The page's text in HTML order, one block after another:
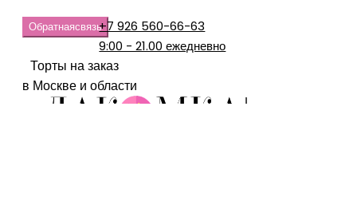
Обратнаясвязь+7 926 560-66-63
9:00 - 21.00 ежедневно
Торты на заказ
в Москве и области